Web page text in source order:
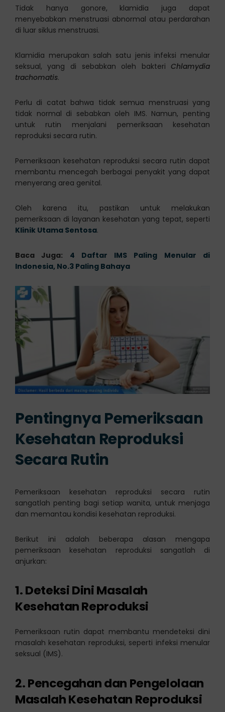
Tidak hanya gonore, klamidia juga dapat
menyebabkan menstruasi abnormal atau perdarahan
di luar siklus menstruasi.
Klamidia merupakan salah satu jenis infeksi menular
seksual, yang di sebabkan oleh bakteriChlamydia
trachomatis.
Perlu di catat bahwa tidak semua menstruasi yang
tidak normal di sebabkan oleh IMS. Namun, penting
untuk rutin menjalani pemeriksaan kesehatan
reproduksi secara rutin.
Pemeriksaan kesehatan reproduksi secara rutin dapat
membantu mencegah berbagai penyakit yang dapat
menyerang area genital.
Oleh karena itu, pastikan untuk melakukan
pemeriksaan di layanan kesehatan yang tepat, seperti
Klinik Utama Sentosa.
Baca Juga: 4 Daftar IMS Paling Menular di
Indonesia, No.3 Paling Bahaya
Pentingnya Pemeriksaan
Kesehatan Reproduksi
Secara Rutin
Pemeriksaan kesehatan reproduksi secara rutin
sangatlah penting bagi setiap wanita, untuk menjaga
dan memantau kondisi kesehatan reproduksi.
Berikut ini adalah beberapa alasan mengapa
pemeriksaan kesehatan reproduksi sangatlah di
anjurkan:
1. Deteksi Dini Masalah
Kesehatan Reproduksi
Pemeriksaan rutin dapat membantu mendeteksi dini
masalah kesehatan reproduksi, seperti infeksi menular
seksual (IMS).
2. Pencegahan dan Pengelolaan
Masalah Kesehatan Reproduksi